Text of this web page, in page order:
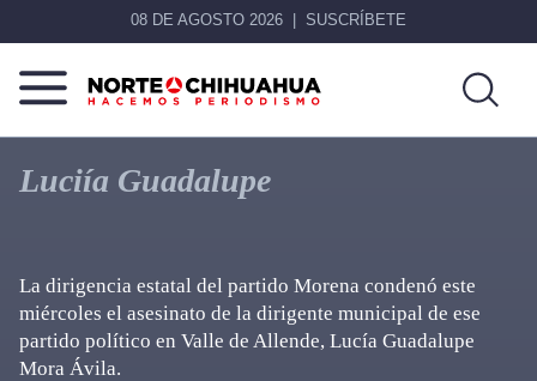
08 DE AGOSTO 2026 SUSCRÍBETE
Norte
De
Chihuahua
Más
que
noticias,
Luciía Guadalupe
La dirigencia estatal del partido Morena condenó este
miércoles el asesinato de la dirigente municipal de ese
partido político en Valle de Allende, Lucía Guadalupe
Mora Ávila.